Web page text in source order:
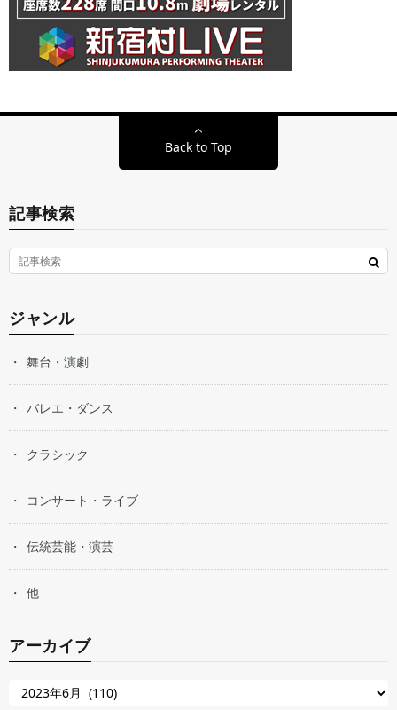
Back to Top
記事検索
ジャンル
舞台・演劇
バレエ・ダンス
クラシック
コンサート・ライブ
伝統芸能・演芸
他
アーカイブ